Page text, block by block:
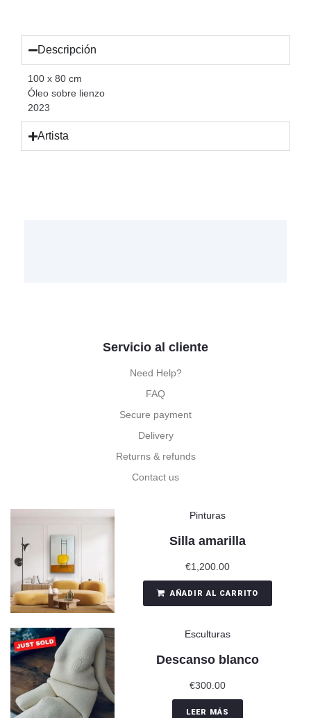
Descripción
100 x 80 cm
Óleo sobre lienzo
2023
Artista
Servicio al cliente
Need Help?
FAQ
Secure payment
Delivery
Returns & refunds
Contact us
Pinturas
Silla amarilla
€1,200.00
AÑADIR AL CARRITO
Esculturas
Descanso blanco
€300.00
LEER MÁS